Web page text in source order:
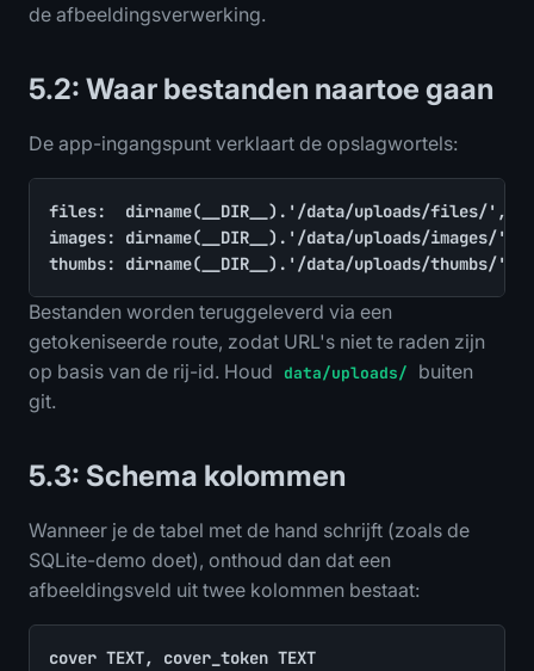
de afbeeldingsverwerking.
5.2: Waar bestanden naartoe gaan
De app-ingangspunt verklaart de opslagwortels:
files:  dirname(__DIR__).'/data/uploads/files/',
images: dirname(__DIR__).'/data/uploads/images/',
thumbs: dirname(__DIR__).'/data/uploads/thumbs/',
Bestanden worden teruggeleverd via een
getokeniseerde route, zodat URL's niet te raden zijn
op basis van de rij-id. Houd
data/uploads/
buiten
git.
5.3: Schema kolommen
Wanneer je de tabel met de hand schrijft (zoals de
SQLite-demo doet), onthoud dan dat een
afbeeldingsveld uit twee kolommen bestaat:
cover TEXT, cover_token TEXT